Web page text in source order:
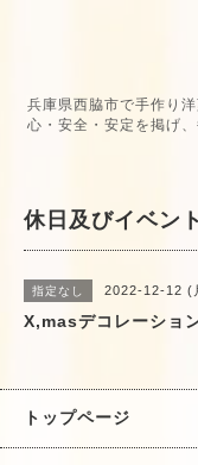
兵庫県西脇市で手作り
心・安全・安定を掲げ
休日及びイベン
指定なし 2022-12-12 (
X,masデコレーショ
トップページ